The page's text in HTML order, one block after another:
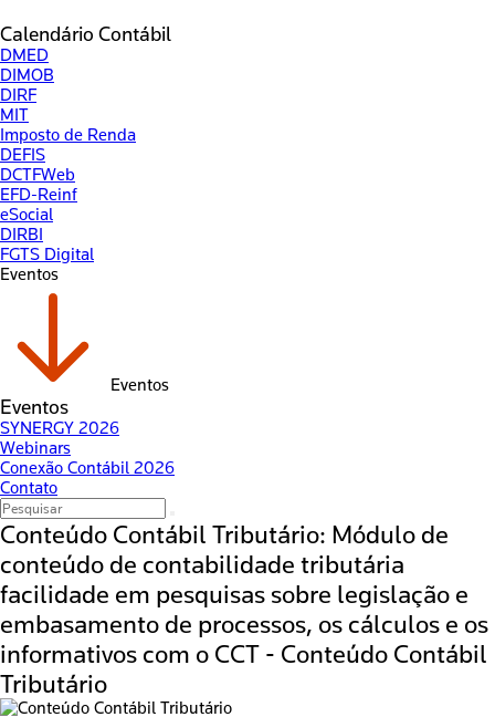
Calendário Contábil
DMED
DIMOB
DIRF
MIT
Imposto de Renda
DEFIS
DCTFWeb
EFD-Reinf
eSocial
DIRBI
FGTS Digital
Eventos
Eventos
Eventos
SYNERGY 2026
Webinars
Conexão Contábil 2026
Contato
Conteúdo Contábil Tributário: Módulo de
conteúdo de contabilidade tributária
facilidade em pesquisas sobre legislação e
embasamento de processos, os cálculos e os
informativos com o CCT - Conteúdo Contábil
Tributário